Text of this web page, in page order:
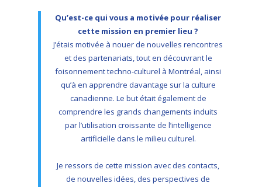
Qu’est-ce qui vous a motivée pour réaliser
cette mission en premier lieu ?
J’étais motivée à nouer de nouvelles rencontres
et des partenariats, tout en découvrant le
foisonnement techno-culturel à Montréal, ainsi
qu’à en apprendre davantage sur la culture
canadienne. Le but était également de
comprendre les grands changements induits
par l’utilisation croissante de l’intelligence
artificielle dans le milieu culturel.
Je ressors de cette mission avec des contacts,
de nouvelles idées, des perspectives de